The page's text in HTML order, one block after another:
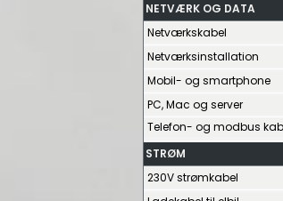
NETVÆRK OG DATA
Netværkskabel
Netværksinstallation
Mobil- og smartphone
PC, Mac og server
Telefon- og modbus
STRØM
230V strømkabel